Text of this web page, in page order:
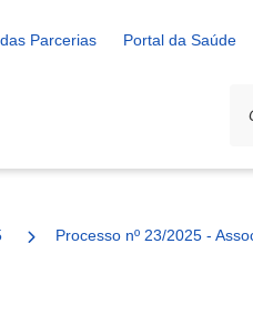
Parcerias Portal da Saúde
Processo nº 23/2025 -